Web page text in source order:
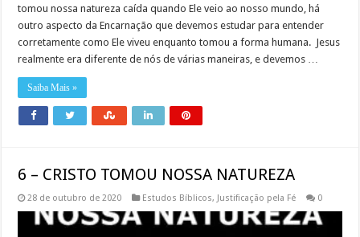
tomou nossa natureza caída quando Ele veio ao nosso mundo, há
outro aspecto da Encarnação que devemos estudar para entender
corretamente como Ele viveu enquanto tomou a forma humana. Jesus
realmente era diferente de nós de várias maneiras, e devemos …
Saiba Mais »
6 – CRISTO TOMOU NOSSA NATUREZA
28 de outubro de 2020 Estudos Bíblicos, Justificação pela Fé 0